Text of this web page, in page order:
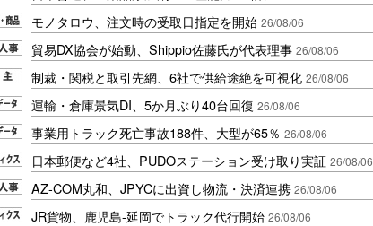
モノタロウ、注文時の受取日指定を開始 26/08/06
貿易DX協会が始動、Shippio佐藤氏が代表理事 26/08/06
制裁・関税と取引先網、6社で供給途絶を可視化 26/08/06
運輸・倉庫景気DI、5か月ぶり40台回復 26/08/06
事業用トラック死亡事故188件、大型が65％ 26/08/06
日本郵便など4社、PUDOステーション受け取り実証 26/08/06
AZ-COM丸和、JPYCに出資し物流・決済連携 26/08/06
JR貨物、鹿児島-延岡でトラック代行開始 26/08/06